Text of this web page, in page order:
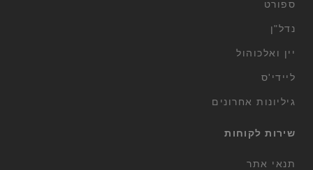
ספורט
נדל"ן
יין ואלכוהול
ליידי'ס
גיליונות אחרונים
שירות לקוחות
תנאי אתר